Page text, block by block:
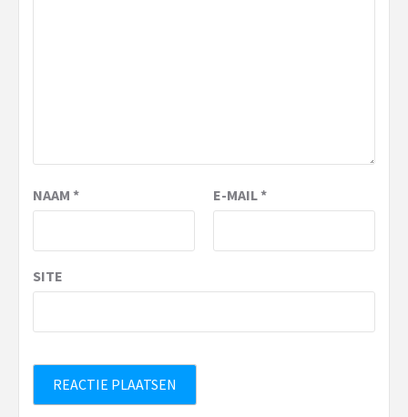
NAAM * E-MAIL*
SITE